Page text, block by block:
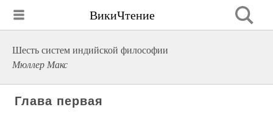
ВикиЧтение
Шесть систем индийской философии
Мюллер Макс
Глава первая